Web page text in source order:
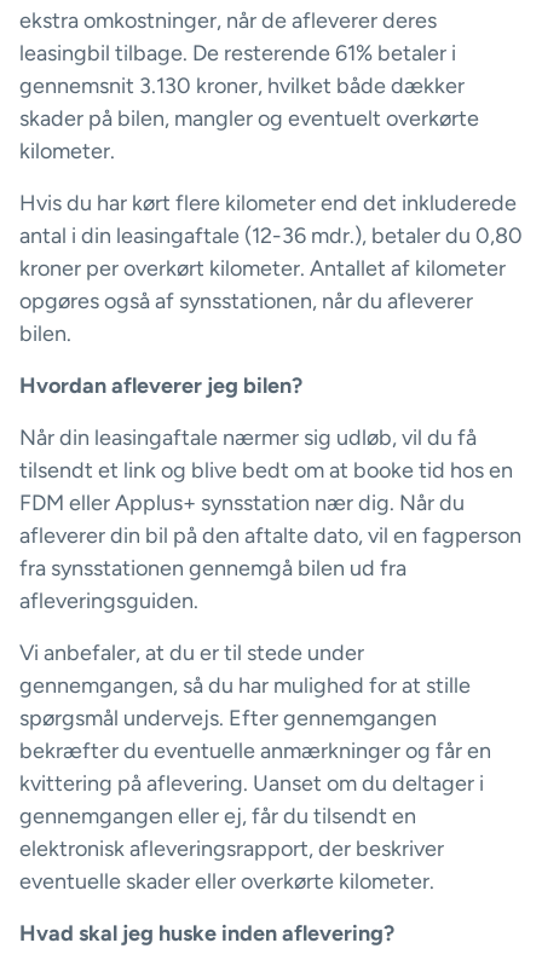
ekstra omkostninger, når de afleverer deres
leasingbil tilbage. De resterende 61% betaler i
gennemsnit 3.130 kroner, hvilket både dækker
skader på bilen, mangler og eventuelt overkørte
kilometer.
Hvis du har kørt flere kilometer end det inkluderede
antal i din leasingaftale (12-36 mdr.), betaler du 0,80
kroner per overkørt kilometer. Antallet af kilometer
opgøres også af synsstationen, når du afleverer
bilen.
Hvordan afleverer jeg bilen?
Når din leasingaftale nærmer sig udløb, vil du få
tilsendt et link og blive bedt om at booke tid hos en
FDM eller Applus+ synsstation nær dig. Når du
afleverer din bil på den aftalte dato, vil en fagperson
fra synsstationen gennemgå bilen ud fra
afleveringsguiden.
Vi anbefaler, at du er til stede under
gennemgangen, så du har mulighed for at stille
spørgsmål undervejs. Efter gennemgangen
bekræfter du eventuelle anmærkninger og får en
kvittering på aflevering. Uanset om du deltager i
gennemgangen eller ej, får du tilsendt en
elektronisk afleveringsrapport, der beskriver
eventuelle skader eller overkørte kilometer.
Hvad skal jeg huske inden aflevering?